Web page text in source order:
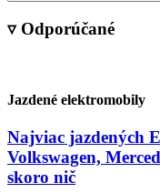
▿ Odporúčané
Jazdené elektromobily
Najviac jazdených
Volkswagen,
skoro nič